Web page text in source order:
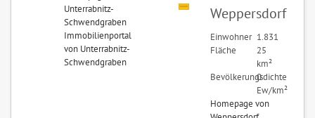
Unterrabnitz-
Schwendgraben
Immobilienportal
von Unterrabnitz-
Schwendgraben
Weppersdorf
Einwohner 1.831
Fläche
25
km²
Bevölkerungsdichte
0
Ew/km²
Homepage von